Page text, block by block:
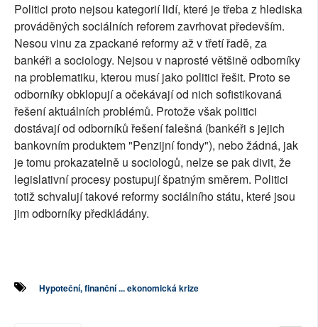
Politici proto nejsou kategorií lidí, které je třeba z hlediska
prováděných sociálních reforem zavrhovat především.
Nesou vinu za zpackané reformy až v třetí řadě, za
bankéři a sociology. Nejsou v naprosté většině odborníky
na problematiku, kterou musí jako politici řešit. Proto se
odborníky obklopují a očekávají od nich sofistikovaná
řešení aktuálních problémů. Protože však politici
dostávají od odborníků řešení falešná (bankéři s jejich
bankovním produktem "Penzijní fondy"), nebo žádná, jak
je tomu prokazatelně u sociologů, nelze se pak divit, že
legislativní procesy postupují špatným směrem. Politici
totiž schvalují takové reformy sociálního státu, které jsou
jim odborníky předkládány.
Hypoteční, finanční ... ekonomická krize